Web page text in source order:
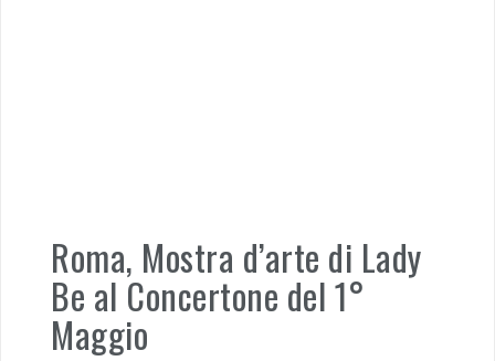
Roma, Mostra d’arte di Lady
Be al Concertone del 1°
Maggio